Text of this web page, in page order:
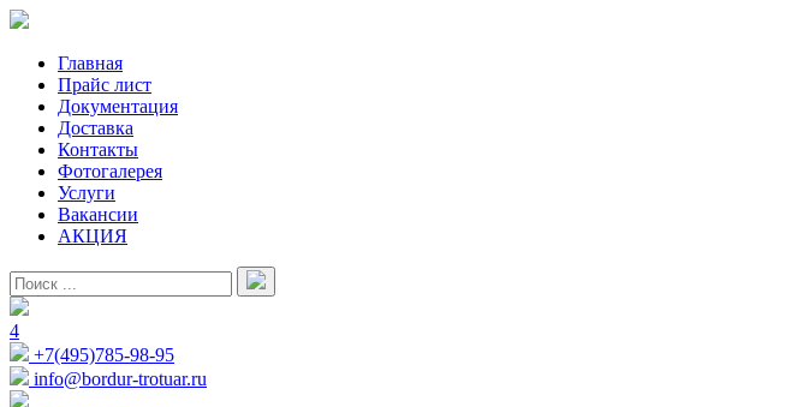
Главная
Прайс лист
Документация
Доставка
Контакты
Фотогалерея
Услуги
Вакансии
АКЦИЯ
4
+7(495)785-98-95
info@bordur-trotuar.ru